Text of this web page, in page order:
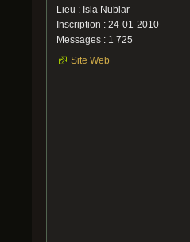
Lieu : Isla Nublar
Inscription : 24-01-2010
Messages : 1 725
Site Web